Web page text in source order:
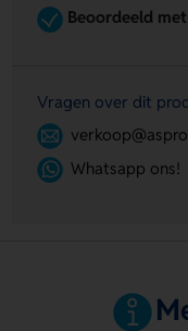
Beoordeeld
Vragen over dit
Whatsapp ons!